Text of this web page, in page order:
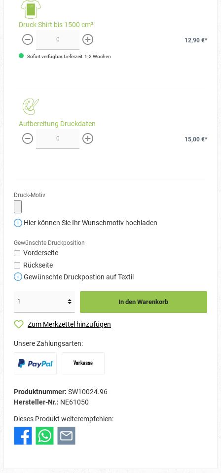
Druck Shirt bis 1500 cm²
weniger mehr
12,90 €*
Sofort verfügbar, Lieferzeit: 1-2 Wochen
Aufbereitung Druckdaten
weniger mehr
15,00 €*
Druck-Motiv
Hier können Sie Ihr Wunschmotiv hochladen
Gewünschte Druckposition
Vorderseite
Rückseite
Gewünschte Druckpostion auf Textil
In den Warenkorb
Zum Merkzettel hinzufügen
Unsere Zahlungsarten:
Produktnummer: SW10024.96
Hersteller-Nr.: NE61050
Dieses Produkt weiterempfehlen: